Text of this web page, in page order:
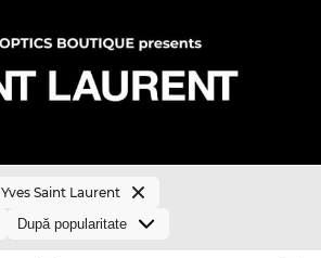
Yves Saint Laurent